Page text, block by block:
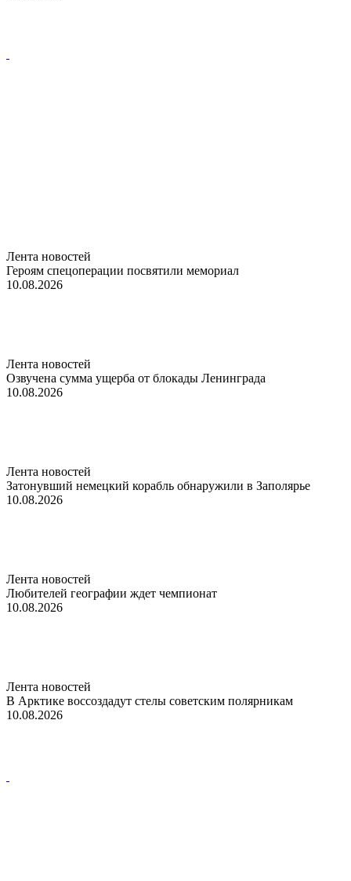
Лента новостей
Героям спецоперации посвятили мемориал
10.08.2026
Лента новостей
Озвучена сумма ущерба от блокады Ленинграда
10.08.2026
Лента новостей
Затонувший немецкий корабль обнаружили в Заполярье
10.08.2026
Лента новостей
Любителей географии ждет чемпионат
10.08.2026
Лента новостей
В Арктике воссоздадут стелы советским полярникам
10.08.2026